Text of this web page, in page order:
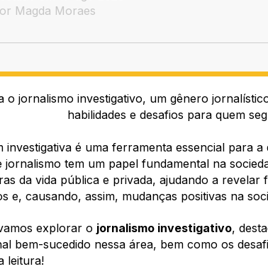
Magda Moraes
o jornalismo investigativo, um gênero
habilidades e desafios para quem
investigativa é uma ferramenta essencial para
jornalismo tem um papel fundamental na
da vida pública e privada, ajudando a
e, causando, assim, mudanças positivas na
explorar o jornalismo investigativo,
bem-sucedido nessa área, bem como os
leitura!